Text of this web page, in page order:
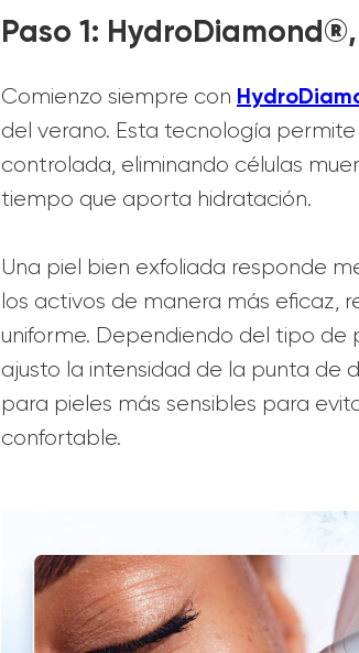
Paso 1:
Comienzo siempre con
del verano. Esta tecnología
controlada, eliminando células
tiempo que aporta hidratación.
Una piel bien exfoliada responde
los activos de manera más eficaz,
uniforme. Dependiendo del tipo
ajusto la intensidad de la punta
para pieles más sensibles para
confortable.